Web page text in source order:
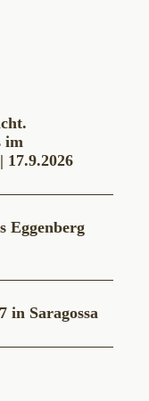
im
Eggenberg
in Saragossa